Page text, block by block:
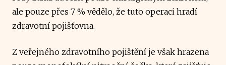
ale pouze přes 7 % vědělo, že tuto operaci hradí
zdravotní pojišťovna.
Z veřejného zdravotního pojištění je však hrazena